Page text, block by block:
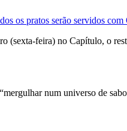
os pratos serão servidos
(sexta-feira) no Capítulo, o
num universo de